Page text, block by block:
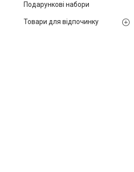
Подарункові набори
Товари для відпочинку